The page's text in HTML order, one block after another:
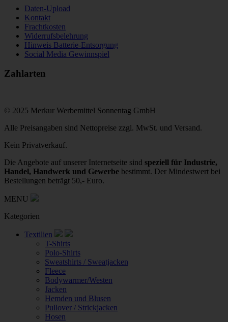
Daten-Upload
Kontakt
Frachtkosten
Widerrufsbelehrung
Hinweis Batterie-Entsorgung
Social Media Gewinnspiel
Zahlarten
© 2025 Merkur Werbemittel Sonnentag GmbH
Alle Preisangaben sind Nettopreise zzgl. MwSt. und Versand.
Kein Privatverkauf.
Die Angebote auf unserer Internetseite sind speziell für Industrie,
Handel, Handwerk und Gewerbe bestimmt. Der Mindestwert bei
Bestellungen beträgt 50,- Euro.
MENU
Kategorien
Textilien
T-Shirts
Polo-Shirts
Sweatshirts / Sweatjacken
Fleece
Bodywarmer/Westen
Jacken
Hemden und Blusen
Pullover / Strickjacken
Hosen